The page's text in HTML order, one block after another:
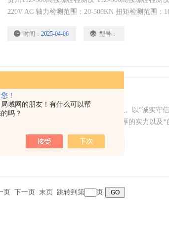
！
域网的朋友！有什么可以帮
吗？
220V AC 轴力检测范围：20-500KN 扭矩检测范围：
时间： 2025-04-06 型号：
贵州电动苯板切割机
贵州电动苯板切割机用于切割各种苯板。以“诚实守
业及顾客中获得*好评。相信以自身雄厚的实力以及
定能够为各位顾客提供质量*，价格合理的服务。
时间：2025-04-06
页 下一页 末页 跳转到第 页